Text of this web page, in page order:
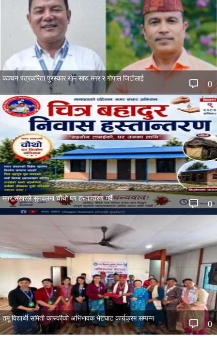
0
कञ्चन पत्रकरिता पुरस्कार खेम सारु मगर र गोपाल जिटीलाई
0
मगर संसारले सुनवलमा चौथो घर हस्तान्तरण गर्दै
0
तमू विद्यार्थी समिती कास्कीको अभिभावक भेटघाट कार्यक्रम सम्पन्न